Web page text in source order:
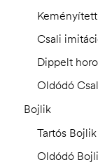
Csali
Dippelt
Oldódó
Bojlik
Tartós Bojlik
Oldódó